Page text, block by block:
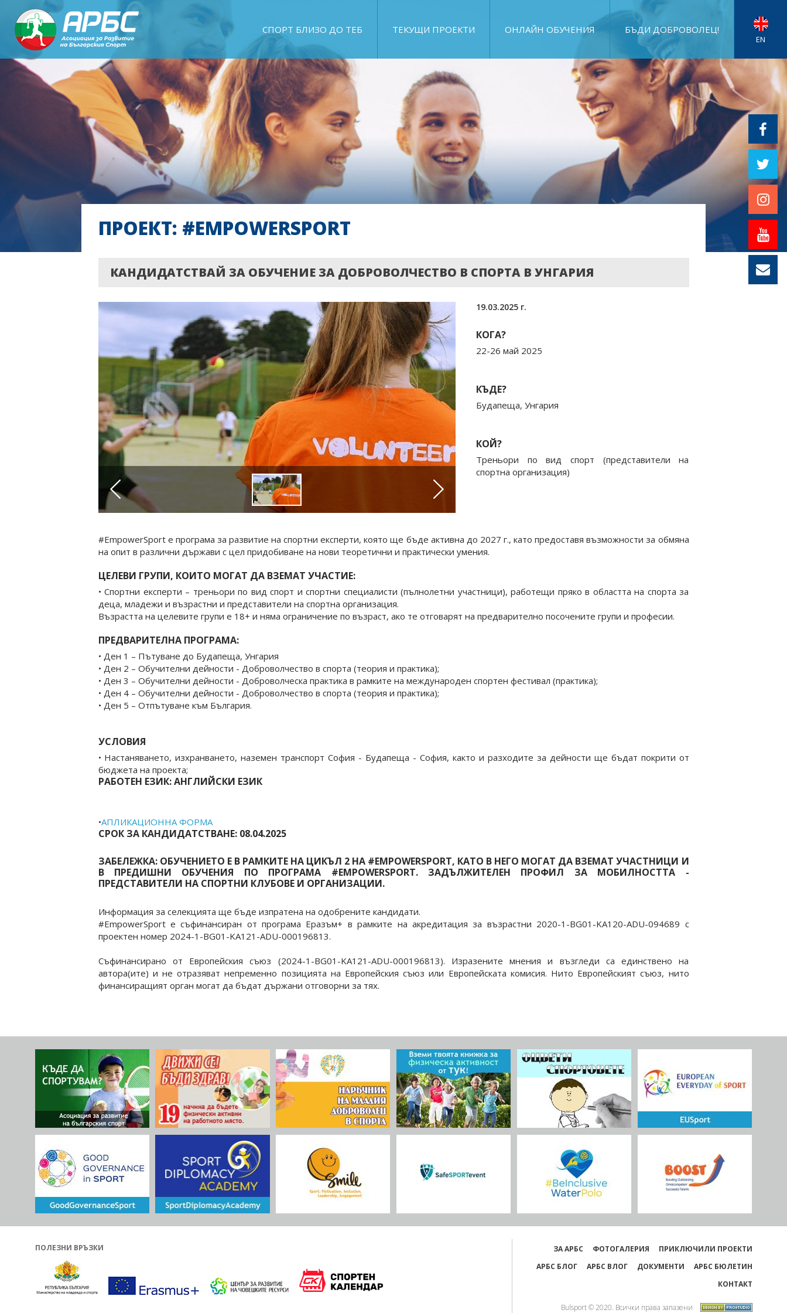
СПОРТ БЛИЗО ДО ТЕБ ТЕКУЩИ ПРОЕКТИ ОНЛАЙН ОБУЧЕНИЯ БЪДИ ДОБРОВОЛЕЦ!
EN
ПРОЕКТ: #EMPOWERSPORT
КАНДИДАТСТВАЙ ЗА ОБУЧЕНИЕ ЗА ДОБРОВОЛЧЕСТВО В СПОРТА В УНГАРИЯ
19.03.2025 г.
КОГА?
22-26 май 2025
КЪДЕ?
Будапеща, Унгария
КОЙ?
Треньори по вид спорт (представители на
спортна организация)
#EmpowerSport е програма за развитие на спортни експерти, която ще бъде активна до 2027 г., като предоставя възможности за обмяна
на опит в различни държави с цел придобиване на нови теоретични и практически умения.
ЦЕЛЕВИ ГРУПИ, КОИТО МОГАТ ДА ВЗЕМАТ УЧАСТИЕ:
• Спортни експерти – треньори по вид спорт и спортни специалисти (пълнолетни участници), работещи пряко в областта на спорта за
деца, младежи и възрастни и представители на спортна организация.
Възрастта на целевите групи е 18+ и няма ограничение по възраст, ако те отговарят на предварително посочените групи и професии.
ПРЕДВАРИТЕЛНА ПРОГРАМА:
• Ден 1 – Пътуване до Будапеща, Унгария
• Ден 2 – Обучителни дейности - Доброволчество в спорта (теория и практика);
• Ден 3 – Обучителни дейности - Доброволческа практика в рамките на международен спортен фестивал (практика);
• Ден 4 – Обучителни дейности - Доброволчество в спорта (теория и практика);
• Ден 5 – Отпътуване към България.
УСЛОВИЯ
• Настаняването, изхранването, наземен транспорт София - Будапеща - София, както и разходите за дейности ще бъдат покрити от
бюджета на проекта;
РАБОТЕН ЕЗИК: АНГЛИЙСКИ ЕЗИК
•АПЛИКАЦИОННА ФОРМА
СРОК ЗА КАНДИДАТСТВАНЕ: 08.04.2025
ЗАБЕЛЕЖКА: ОБУЧЕНИЕТО Е В РАМКИТЕ НА ЦИКЪЛ 2 НА #EMPOWERSPORT, КАТО В НЕГО МОГАТ ДА ВЗЕМАТ УЧАСТНИЦИ И
В ПРЕДИШНИ ОБУЧЕНИЯ ПО ПРОГРАМА #EMPOWERSPORT. ЗАДЪЛЖИТЕЛЕН ПРОФИЛ ЗА МОБИЛНОСТТА -
ПРЕДСТАВИТЕЛИ НА СПОРТНИ КЛУБОВЕ И ОРГАНИЗАЦИИ.
Информация за селекцията ще бъде изпратена на одобрените кандидати.
#EmpowerSport е съфинансиран от програма Еразъм+ в рамките на акредитация за възрастни 2020-1-BG01-KA120-ADU-094689 с
проектен номер 2024-1-BG01-KA121-ADU-000196813.
Съфинансирано от Европейския съюз (2024-1-BG01-KA121-ADU-000196813). Изразените мнения и възгледи са единствено на
автора(ите) и не отразяват непременно позицията на Европейския съюз или Европейската комисия. Нито Европейският съюз, нито
финансиращият орган могат да бъдат държани отговорни за тях.
ПОЛЕЗНИ ВРЪЗКИ ЗА АРБС ФОТОГАЛЕРИЯ
ПРИКЛЮЧИЛИ ПРОЕКТИ
АРБС БЛОГ
АРБС ВЛОГ ДОКУМЕНТИ
АРБС БЮЛЕТИН
КОНТАКТ
Bulsport © 2020. Всички права запазени